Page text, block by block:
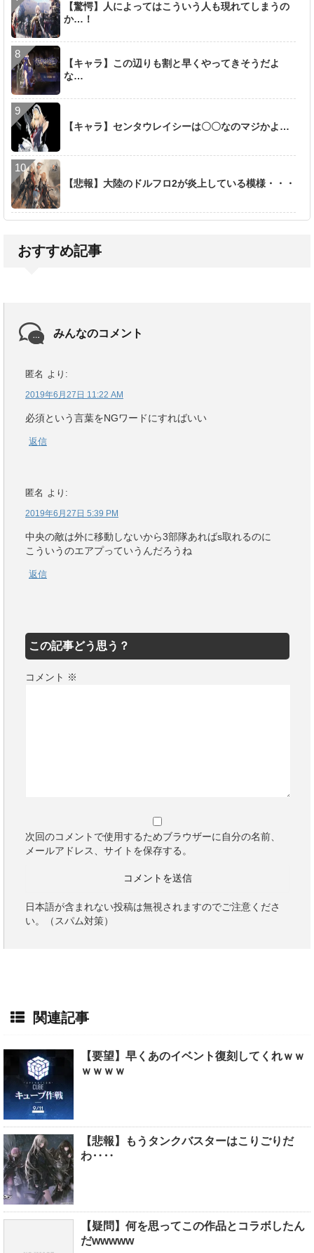
【驚愕】人によってはこういう人も現れてしまうの
か…！
【キャラ】この辺りも割と早くやってきそうだよ
な…
【キャラ】センタウレイシーは〇〇なのマジかよ…
【悲報】大陸のドルフロ2が炎上している模様・・・
おすすめ記事
みんなのコメント
匿名 より:
2019年6月27日 11:22 AM
必須という言葉をNGワードにすればいい
返信
匿名 より:
2019年6月27日 5:39 PM
中央の敵は外に移動しないから3部隊あればs取れるのに
こういうのエアプっていうんだろうね
返信
この記事どう思う？
コメント ※
次回のコメントで使用するためブラウザーに自分の名前、
メールアドレス、サイトを保存する。
日本語が含まれない投稿は無視されますのでご注意くださ
い。（スパム対策）
関連記事
【要望】早くあのイベント復刻してくれｗｗ
ｗｗｗｗ
【悲報】もうタンクバスターはこりごりだ
わ‥‥
【疑問】何を思ってこの作品とコラボしたん
だwwwww